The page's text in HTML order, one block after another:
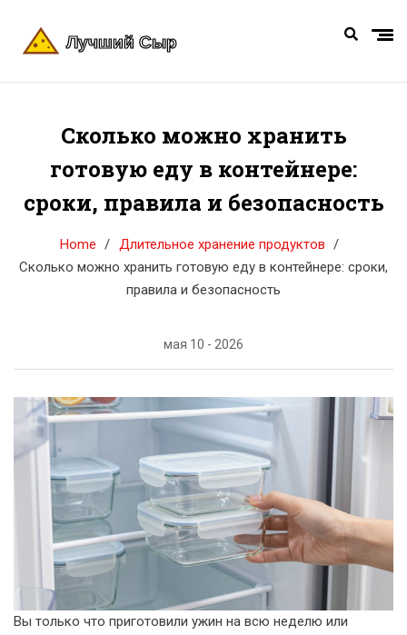
Сколько можно хранить
готовую еду в контейнере:
сроки, правила и безопасность
Home
Длительное хранение продуктов
Сколько можно хранить готовую еду в контейнере: сроки,
правила и безопасность
мая 10 - 2026
Вы только что приготовили ужин на всю неделю или